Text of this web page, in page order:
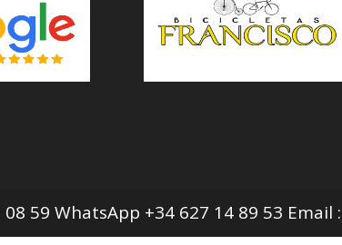
08 59 WhatsApp +34 627 14 89 53